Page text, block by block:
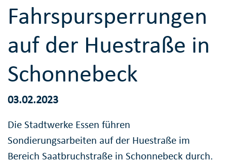
Fahrspursperrungen
auf der Huestraße in
Schonnebeck
03.02.2023
Die Stadtwerke Essen führen
Sondierungsarbeiten auf der Huestraße im
Bereich Saatbruchstraße in Schonnebeck durch.